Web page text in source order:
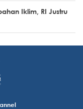
Iklim, RI Justru